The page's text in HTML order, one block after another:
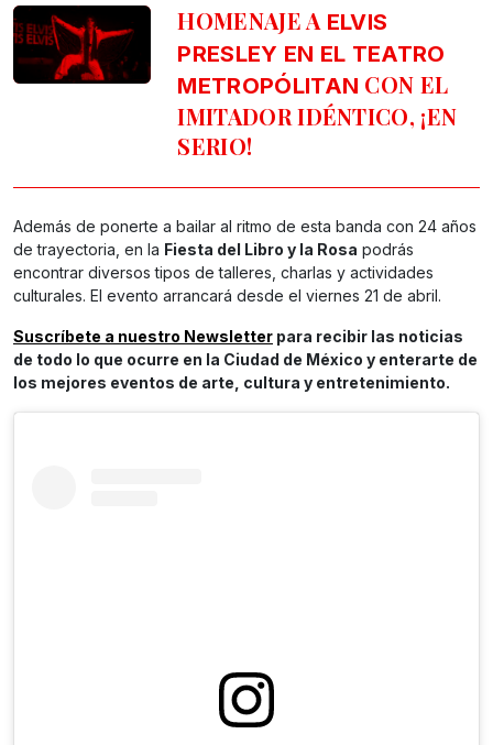
HOMENAJE AELVIS
PRESLEY EN EL TEATRO
METROPÓLITAN CON EL
IMITADOR IDÉNTICO, ¡EN
SERIO!
Además de ponerte a bailar al ritmo de esta banda con 24 años
de trayectoria, en la Fiesta del Libro y la Rosa podrás
encontrar diversos tipos de talleres, charlas y actividades
culturales. El evento arrancará desde el viernes 21 de abril.
Suscríbete a nuestro Newsletter para recibir las noticias
de todo lo que ocurre en la Ciudad de México y enterarte de
los mejores eventos de arte, cultura y entretenimiento.